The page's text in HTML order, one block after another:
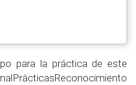
para la práctica de este